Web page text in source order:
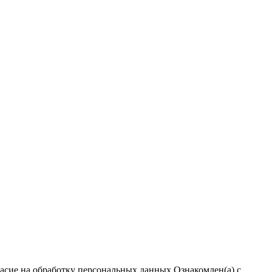
на обработку персональных данных Ознакомлен(а) с